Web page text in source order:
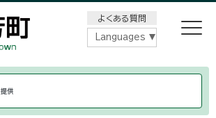
よくある質問
Languages